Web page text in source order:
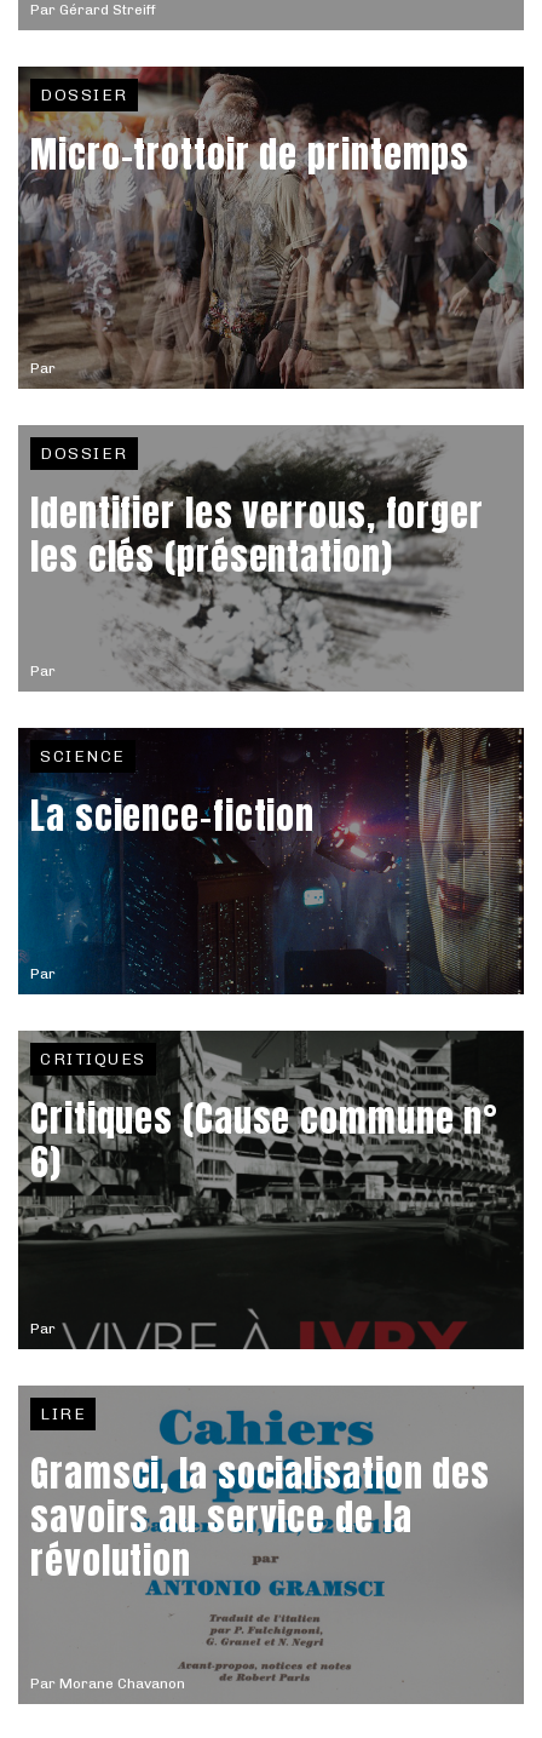
Par Gérard Streiff
Par
DOSSIER
Micro-trottoir de printemps
Par
DOSSIER
Identifier les verrous, forger
les clés (présentation)
Par
SCIENCE
La science-fiction
Par
CRITIQUES
Critiques (Cause commune n°
6)
Par Morane Chavanon
LIRE
Gramsci, la socialisation des
savoirs au service de la
révolution